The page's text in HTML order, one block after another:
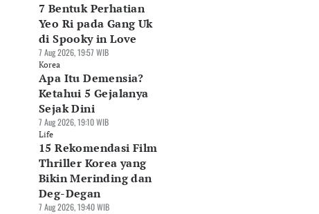
7 Bentuk Perhatian
Yeo Ri pada Gang Uk
di Spooky in Love
7 Aug 2026, 19:57 WIB
Korea
Apa Itu Demensia?
Ketahui 5 Gejalanya
Sejak Dini
7 Aug 2026, 19:10 WIB
Life
15 Rekomendasi Film
Thriller Korea yang
Bikin Merinding dan
Deg-Degan
7 Aug 2026, 19:40 WIB